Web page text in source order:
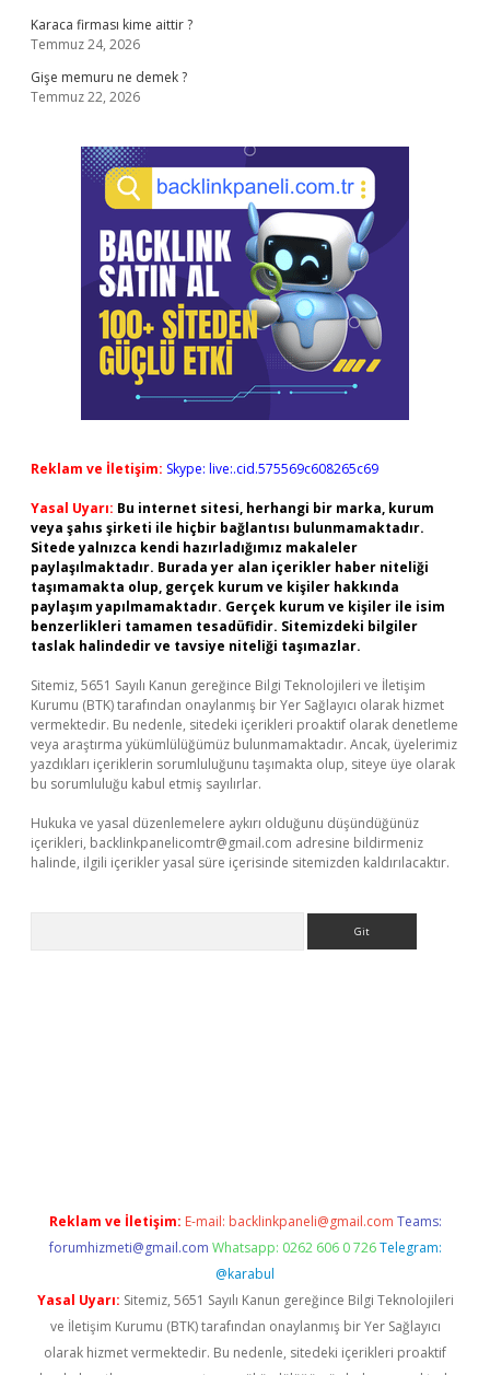
Karaca firması kime aittir ?
Temmuz 24, 2026
Gişe memuru ne demek ?
Temmuz 22, 2026
Reklam ve İletişim: Skype: live:.cid.575569c608265c69
Yasal Uyarı: Bu internet sitesi, herhangi bir marka, kurum
veya şahıs şirketi ile hiçbir bağlantısı bulunmamaktadır.
Sitede yalnızca kendi hazırladığımız makaleler
paylaşılmaktadır. Burada yer alan içerikler haber niteliği
taşımamakta olup, gerçek kurum ve kişiler hakkında
paylaşım yapılmamaktadır. Gerçek kurum ve kişiler ile isim
benzerlikleri tamamen tesadüfidir. Sitemizdeki bilgiler
taslak halindedir ve tavsiye niteliği taşımazlar.
Sitemiz, 5651 Sayılı Kanun gereğince Bilgi Teknolojileri ve İletişim
Kurumu (BTK) tarafından onaylanmış bir Yer Sağlayıcı olarak hizmet
vermektedir. Bu nedenle, sitedeki içerikleri proaktif olarak denetleme
veya araştırma yükümlülüğümüz bulunmamaktadır. Ancak, üyelerimiz
yazdıkları içeriklerin sorumluluğunu taşımakta olup, siteye üye olarak
bu sorumluluğu kabul etmiş sayılırlar.
Hukuka ve yasal düzenlemelere aykırı olduğunu düşündüğünüz
içerikleri, backlinkpanelicomtr@gmail.com adresine bildirmeniz
halinde, ilgili içerikler yasal süre içerisinde sitemizden kaldırılacaktır.
Reklam ve İletişim: E-mail: backlinkpaneli@gmail.com Teams:
forumhizmeti@gmail.com Whatsapp: 0262 606 0 726 Telegram:
@karabul
Yasal Uyarı: Sitemiz, 5651 Sayılı Kanun gereğince Bilgi Teknolojileri
ve İletişim Kurumu (BTK) tarafından onaylanmış bir Yer Sağlayıcı
olarak hizmet vermektedir. Bu nedenle, sitedeki içerikleri proaktif